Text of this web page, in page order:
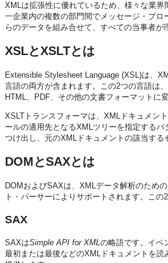
XMLは拡張性に優れているため、様々な業
一企業内の複数の部門間でメッセージ・ブ
らのデータを組み合せて、すべての当事者
XSLとXSLTとは
Extensible Stylesheet Language (XSL)は、
言語の両方が含まれます。この2つの言語は
HTML、PDF、その他の文書フォーマットに
XSLTトランスフォーマは、XMLドキュメン
ールの適用先となるXMLツリーを指定する
つけ出し、元のXMLドキュメントの該当す
DOMとSAXとは
DOMおよびSAXは、XMLデータ解析のため
ト・パーサーによりサポートされます。こ
SAX
SAXはSimple API for XML の略語です。イベ
最初または最後などのXMLドキュメントを